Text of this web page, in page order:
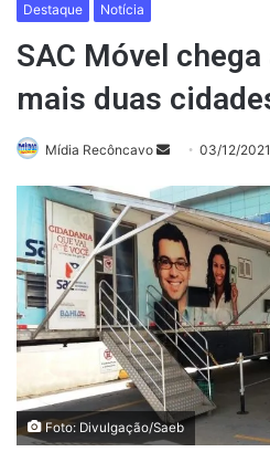
Destaque Notícia
SAC Móvel
mais duas
Mídia Recôncavo
Mande
e-
mail
03/12/2021
Foto: Divulgação/Saeb